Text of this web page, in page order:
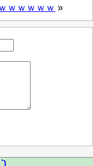
ｗｗｗｗｗ »